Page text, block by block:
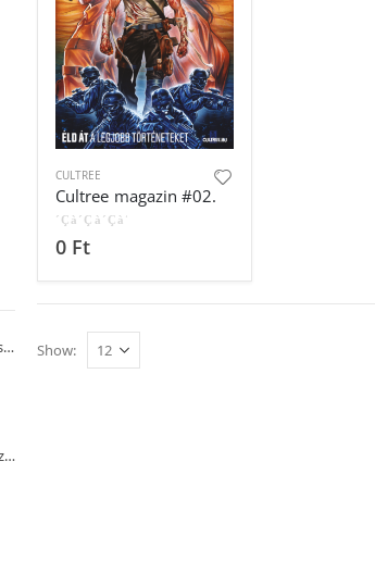
CULTREE
Cultree magazin #02.
0out of 5
0 Ft
Show:
Egyetemre mentem - Veszedelmes választás
Egyetemre mentem - Tiszta szívvel